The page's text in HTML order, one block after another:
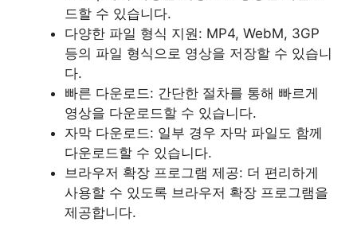
드할 수 있습니다.
다양한 파일 형식 지원: MP4, WebM, 3GP
등의 파일 형식으로 영상을 저장할 수 있습니
다.
빠른 다운로드: 간단한 절차를 통해 빠르게
영상을 다운로드할 수 있습니다.
자막 다운로드: 일부 경우 자막 파일도 함께
다운로드할 수 있습니다.
브라우저 확장 프로그램 제공: 더 편리하게
사용할 수 있도록 브라우저 확장 프로그램을
제공합니다.